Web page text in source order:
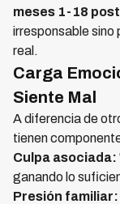
meses 1-18
irresponsable sino
real.
Carga
Siente Mal
A diferencia de
tienen
Culpa asociada:
ganando lo
Presión familiar: